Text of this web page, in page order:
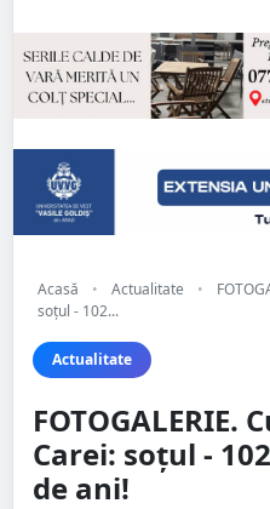
Acasă • Actualitate •
soțul - 102...
Actualitate
FOTOGALERIE.
Carei: soțul -
de ani!